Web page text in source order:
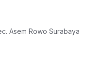
Asem Rowo Surabaya